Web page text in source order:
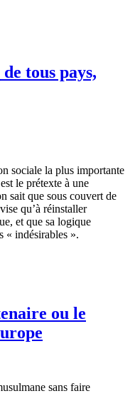
tous pays,
sociale la plus importante
le prétexte à une
sait que sous couvert de
qu’à réinstaller
et que sa logique
« indésirables ».
ou le
sans faire